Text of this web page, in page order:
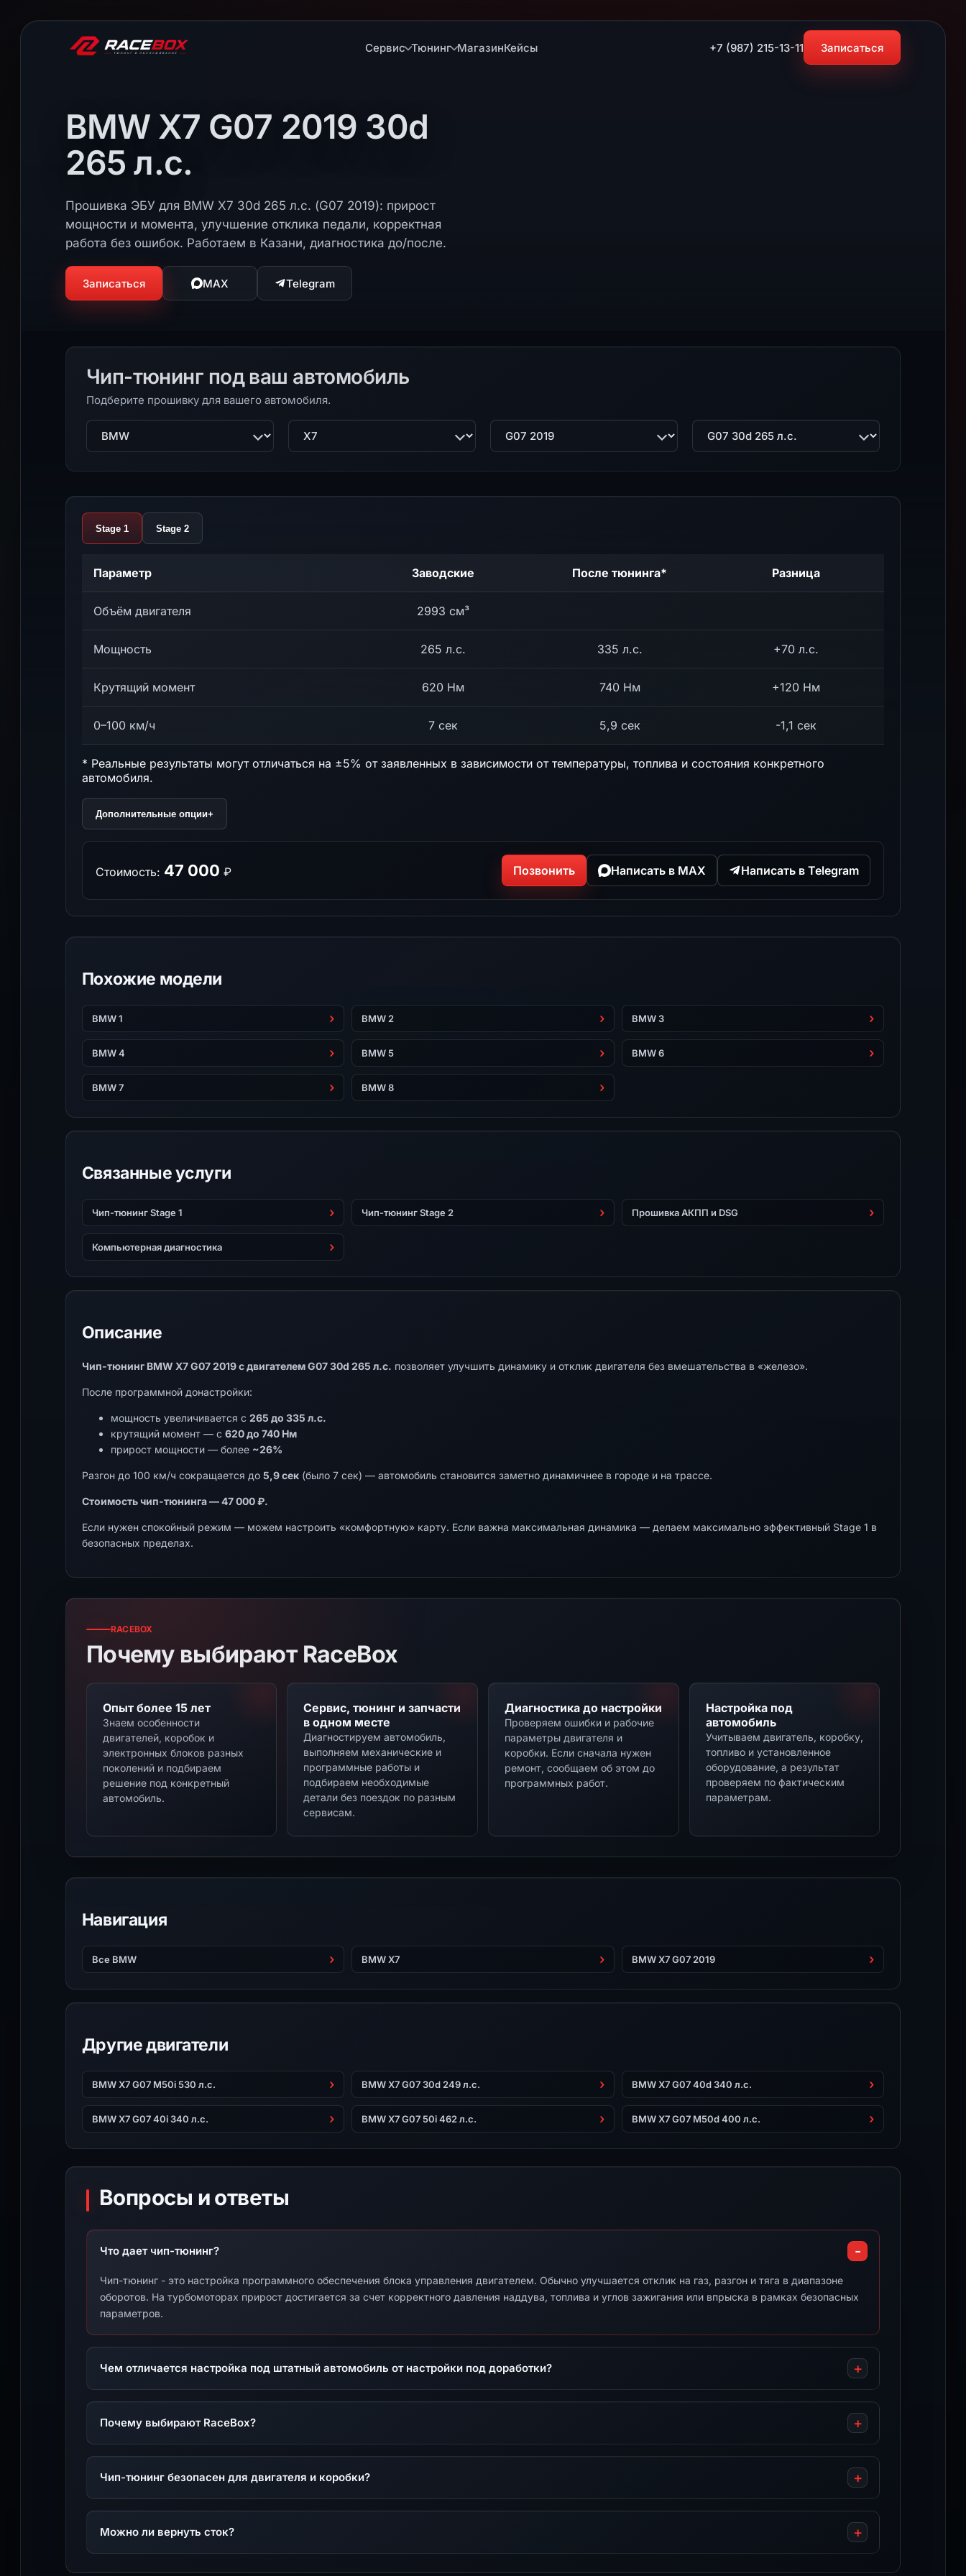
Сервис Тюнинг МагазинКейсы +7 (987) 215-13-11 Записаться
BMW X7 G07 2019 30d
265 л.с.
Прошивка ЭБУ для BMW X7 30d 265 л.с. (G07 2019): прирост
мощности и момента, улучшение отклика педали, корректная
работа без ошибок. Работаем в Казани, диагностика до/после.
Записаться MAX Telegram
Чип-тюнинг под ваш автомобиль
Подберите прошивку для вашего автомобиля.
Марка Модель Поколение Двигатель
Stage 1 Stage 2
Параметр Заводские После тюнинга* Разница
Объём двигателя 2993 см³
Мощность 265 л.с. 335 л.с. +70 л.с.
Крутящий момент 620 Нм 740 Нм +120 Нм
0–100 км/ч 7 сек 5,9 сек -1,1 сек
* Реальные результаты могут отличаться на ±5% от заявленных в зависимости от температуры, топлива и состояния конкретного
автомобиля.
Дополнительные опции+
Стоимость: 47 000 ₽ Позвонить Написать в MAX Написать в Telegram
Похожие модели
BMW 1 BMW 2 BMW 3
BMW 4 BMW 5 BMW 6
BMW 7 BMW 8
Связанные услуги
Чип-тюнинг Stage 1 Чип-тюнинг Stage 2 Прошивка АКПП и DSG
Компьютерная диагностика
Описание
Чип-тюнинг BMW X7 G07 2019 с двигателем G07 30d 265 л.с. позволяет улучшить динамику и отклик двигателя без вмешательства в «железо».
После программной донастройки:
мощность увеличивается с 265 до 335 л.с.
крутящий момент — с 620 до 740 Нм
прирост мощности — более ~26%
Разгон до 100 км/ч сокращается до 5,9 сек(было 7 сек) — автомобиль становится заметно динамичнее в городе и на трассе.
Стоимость чип-тюнинга — 47 000 ₽.
Если нужен спокойный режим — можем настроить «комфортную» карту. Если важна максимальная динамика — делаем максимально эффективный Stage 1 в
безопасных пределах.
RACEBOX
Почему выбирают RaceBox
Опыт более 15 лет
Знаем особенности
двигателей, коробок и
электронных блоков разных
поколений и подбираем
решение под конкретный
автомобиль.
Сервис, тюнинг и запчасти
в одном месте
Диагностируем автомобиль,
выполняем механические и
программные работы и
подбираем необходимые
детали без поездок по разным
сервисам.
Диагностика до настройки
Проверяем ошибки и рабочие
параметры двигателя и
коробки. Если сначала нужен
ремонт, сообщаем об этом до
программных работ.
Настройка под
автомобиль
Учитываем двигатель, коробку,
топливо и установленное
оборудование, а результат
проверяем по фактическим
параметрам.
Навигация
Все BMW BMW X7 BMW X7 G07 2019
Другие двигатели
BMW X7 G07 M50i 530 л.с. BMW X7 G07 30d 249 л.с. BMW X7 G07 40d 340 л.с.
BMW X7 G07 40i 340 л.с. BMW X7 G07 50i 462 л.с. BMW X7 G07 M50d 400 л.с.
Вопросы и ответы
Что дает чип-тюнинг?
Чип-тюнинг - это настройка программного обеспечения блока управления двигателем. Обычно улучшается отклик на газ, разгон и тяга в диапазоне
оборотов. На турбомоторах прирост достигается за счет корректного давления наддува, топлива и углов зажигания или впрыска в рамках безопасных
параметров.
Чем отличается настройка под штатный автомобиль от настройки под доработки?
Почему выбирают RaceBox?
Чип-тюнинг безопасен для двигателя и коробки?
Можно ли вернуть сток?